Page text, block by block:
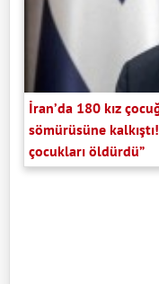
İran’da 180 kız
sömürüsüne
çocukları öldürdü”